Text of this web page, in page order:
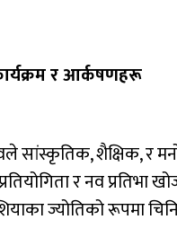
र आर्कषणहरू
सांस्कृतिक, शैक्षिक, र
र नव प्रतिभा
ज्योतिको रूपमा